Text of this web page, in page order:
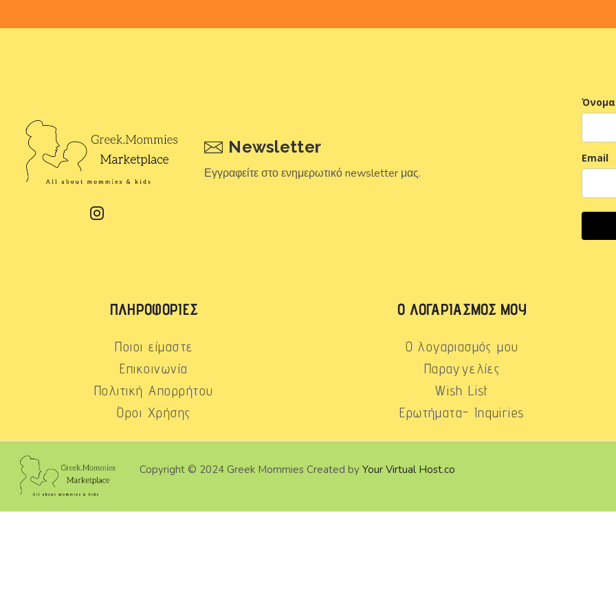
Newsletter
Εγγραφείτε στο ενημερωτικό newsletter μας.
Όνομα
Email
ΠΛΗΡΟΦΟΡΊΕΣ
Ποιοι είμαστε
Επικοινωνία
Πολιτική Απορρήτου
Όροι Χρήσης
Ο ΛΟΓΑΡΙΑΣΜΌΣ ΜΟΥ
Ο λογαριασμός μου
Παραγγελίες
Wish List
Ερωτήματα- Inquiries
Copyright © 2024 Greek Mommies Created byYour Virtual Host.co